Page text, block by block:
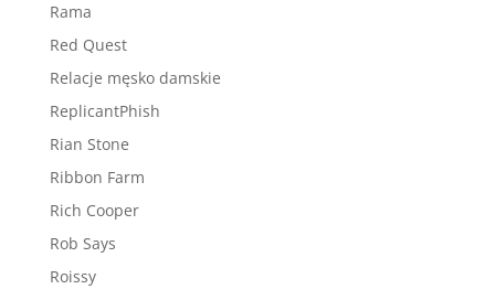
Rama
Red Quest
Relacje męsko damskie
ReplicantPhish
Rian Stone
Ribbon Farm
Rich Cooper
Rob Says
Roissy